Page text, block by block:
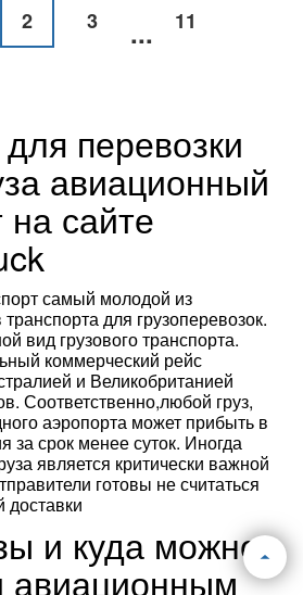
2 3 ... 11
перевозки
авиационный
на сайте
самый молодой из
для грузоперевозок.
вид грузового транспорта.
коммерческий рейс
и Великобританией
Соответственно,любой груз,
аэропорта может прибыть в
за срок менее суток. Иногда
является критически важной
готовы не считаться
доставки
и куда можно
авиационным